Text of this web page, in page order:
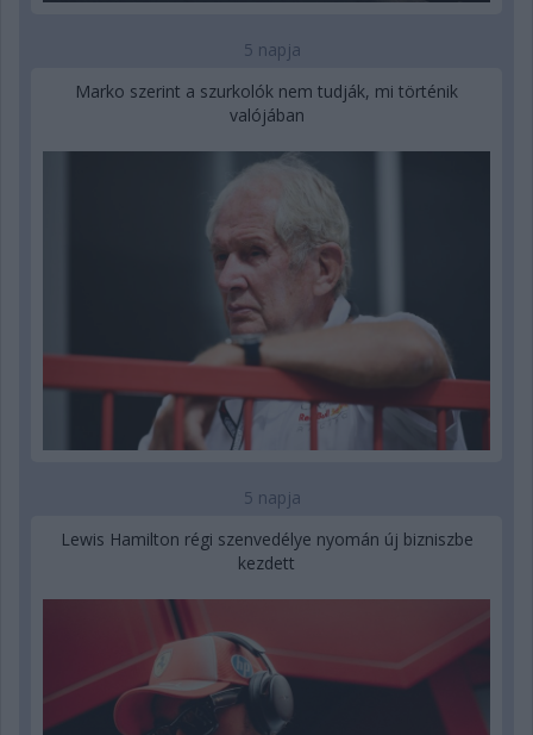
5 napja
Marko szerint a szurkolók nem tudják, mi történik
valójában
5 napja
Lewis Hamilton régi szenvedélye nyomán új bizniszbe
kezdett